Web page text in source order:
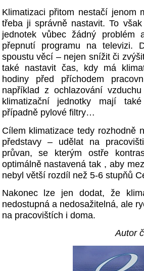
Klimatizaci přitom nestačí
třeba ji správně nastavit. To
jednotek vůbec žádný
přepnutí programu na televizi.
spoustu věcí – nejen snížit či
také nastavit čas, kdy má
hodiny před příchodem
například z ochlazování
klimatizační jednotky mají
případně pylové filtry…
Cílem klimatizace tedy rozhodně
představy – udělat na
průvan, se kterým ostře
optimálně nastavená tak , aby
nebyl větší rozdíl než 5-6 stupňů
Nakonec lze jen dodat, že
nedostupná a nedosažitelná, ale
na pracovištích i doma.
Autor